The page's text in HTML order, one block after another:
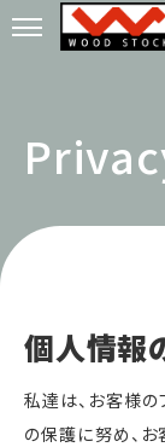
個人情報
私達は、お客様
の保護に努め、